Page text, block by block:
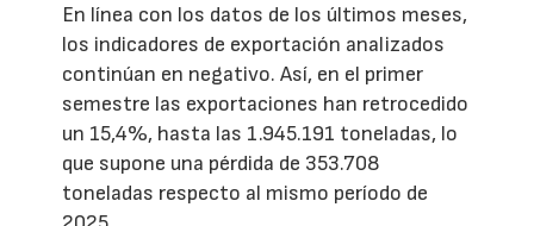
En línea con los datos de los últimos meses,
los indicadores de exportación analizados
continúan en negativo. Así, en el primer
semestre las exportaciones han retrocedido
un 15,4%, hasta las 1.945.191 toneladas, lo
que supone una pérdida de 353.708
toneladas respecto al mismo período de